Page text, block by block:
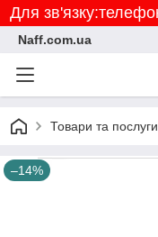
Для
Naff.com.ua
Товари та послуги
–14%